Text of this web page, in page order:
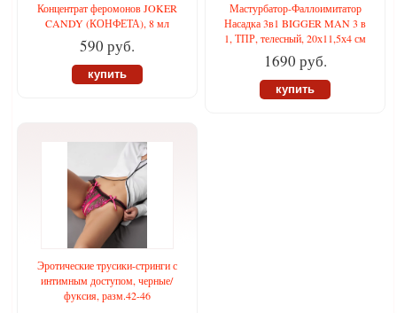
Концентрат феромонов JOKER
CANDY (КОНФЕТА), 8 мл
590 руб.
купить
Мастурбатор-Фаллоимитатор
Насадка 3в1 BIGGER MAN 3 в
1, ТПР, телесный, 20х11,5х4 см
1690 руб.
купить
Эротические трусики-стринги с
интимным доступом, черные/
фуксия, разм.42-46